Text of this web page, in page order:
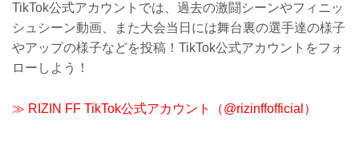
TikTok公式アカウントでは、過去の激闘シーンやフィニッ
シュシーン動画、また大会当日には舞台裏の選手達の様子
やアップの様子などを投稿！TikTok公式アカウントをフォ
ローしよう！
≫ RIZIN FF TikTok公式アカウント（@rizinffofficial）